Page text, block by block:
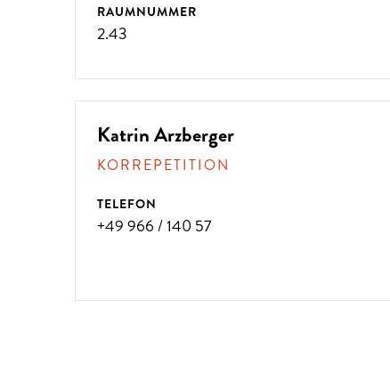
RAUMNUMMER
2.43
Katrin Arzberger
KORREPETITION
TELEFON
+49 966 / 140 57